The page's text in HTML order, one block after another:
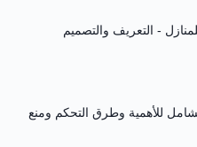
- التعريف والتصميم
للأهمية وطرق التحكم ومنع